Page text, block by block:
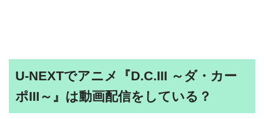
U-NEXTでアニメ『D.C.III ～ダ・カー
ポIII～』は動画配信をしている？